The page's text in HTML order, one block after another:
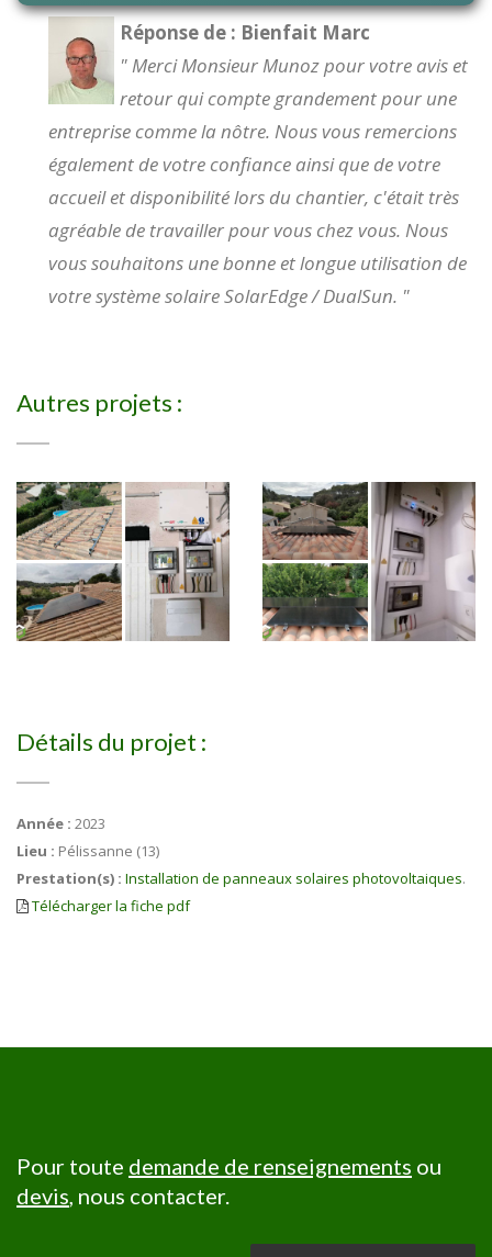
Réponse de : Bienfait Marc
" Merci Monsieur Munoz pour votre avis et
retour qui compte grandement pour une
entreprise comme la nôtre. Nous vous remercions
également de votre confiance ainsi que de votre
accueil et disponibilité lors du chantier, c'était très
agréable de travailler pour vous chez vous. Nous
vous souhaitons une bonne et longue utilisation de
votre système solaire SolarEdge / DualSun. "
Autres projets :
Détails du projet :
Année : 2023
Lieu : Pélissanne (13)
Prestation(s) : Installation de panneaux solaires photovoltaiques.
Télécharger la fiche pdf
Pour toute demande de renseignements ou
devis, nous contacter.